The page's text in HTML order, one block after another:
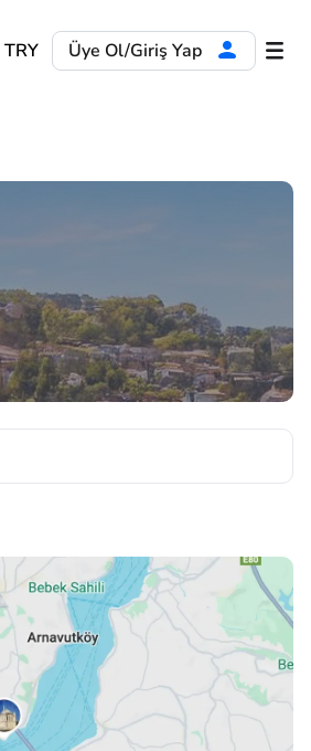
TRY Üye Ol/Giriş Yap